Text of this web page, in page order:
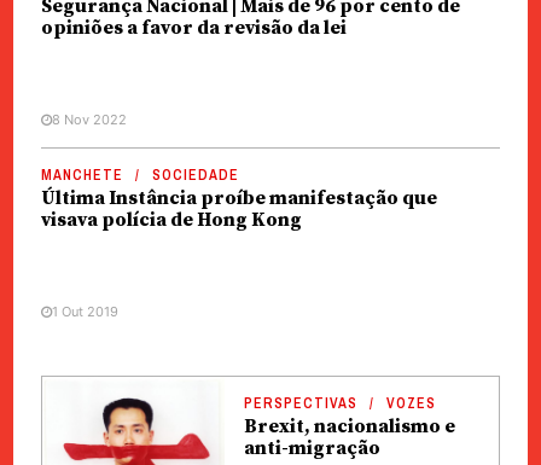
Segurança Nacional | Mais de 96 por cento de
opiniões a favor da revisão da lei
8 Nov 2022
MANCHETE SOCIEDADE
Última Instância proíbe manifestação que
visava polícia de Hong Kong
1 Out 2019
PERSPECTIVAS VOZES
Brexit, nacionalismo e
anti-migração